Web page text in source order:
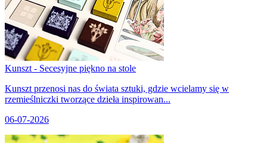
Kunszt - Secesyjne piękno na stole
Kunszt przenosi nas do świata sztuki, gdzie wcielamy się w
rzemieślniczki tworzące dzieła inspirowan...
06-07-2026